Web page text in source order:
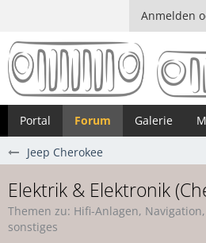
Anmelden
Portal Forum Galerie
Jeep Cherokee
Elektrik & Elektronik
Themen zu: Hifi-Anlagen,
sonstiges